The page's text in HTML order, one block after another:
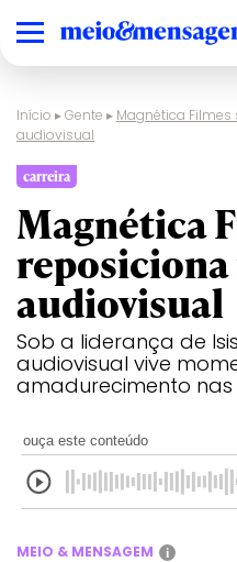
Início ▸Gente ▸ Magnética
audiovisual
carreira
Magnética
audiovisual
Sob a liderança de
audiovisual vive
amadurecimento
ouça este conteúdo
MEIO & MENSAGEM i